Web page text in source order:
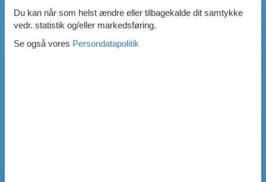
Du kan når som helst ændre eller tilbagekalde dit samtykke
vedr. statistik og/eller markedsføring.
Se også vores Persondatapolitik